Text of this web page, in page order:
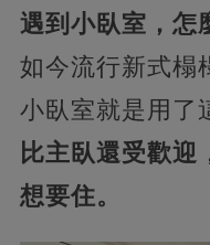
遇到小臥室，怎
如今流行新式榻
小臥室就是用了
比主臥還受歡迎
想要住。